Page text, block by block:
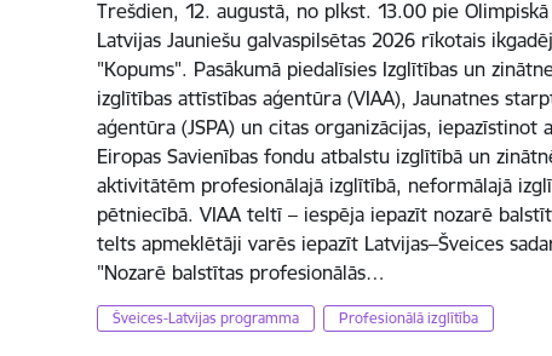
Trešdien, 12. augustā, no plkst. 13.00 pie
Latvijas Jauniešu galvaspilsētas 2026 rīkotais
"Kopums". Pasākumā piedalīsies Izglītības un
izglītības attīstības aģentūra (VIAA), Jaunatnes
aģentūra (JSPA) un citas organizācijas, iepazīstinot
Eiropas Savienības fondu atbalstu izglītībā un
aktivitātēm profesionālajā izglītībā, neformālajā
pētniecībā. VIAA teltī – iespēja iepazīt nozarē
telts apmeklētāji varēs iepazīt Latvijas–Šveices
"Nozarē balstītas profesionālās…
Šveices-Latvijas programma Profesionālā izglītība